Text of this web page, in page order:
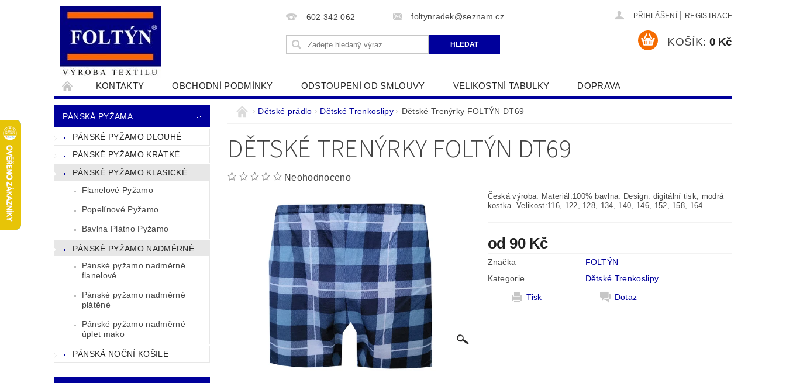
602 342 062 foltynradek@seznam.cz PŘIHLÁŠENÍ REGISTRACE
KOŠÍK: 0 Kč
KONTAKTY OBCHODNÍ PODMÍNKY ODSTOUPENÍ OD SMLOUVY VELIKOSTNÍ TABULKY DOPRAVA
PRO OBCHODNÍKY NAPIŠTE NÁM JAK POUŽÍVÁME COOKIES PODMÍNKY OCHRANY OSOBNÍCH ÚDAJŮ
PÁNSKÁ PYŽAMA
PÁNSKÉ PYŽAMO DLOUHÉ
PÁNSKÉ PYŽAMO KRÁTKÉ
PÁNSKÉ PYŽAMO KLASICKÉ
Flanelové Pyžamo
Popelínové Pyžamo
Bavlna Plátno Pyžamo
PÁNSKÉ PYŽAMO NADMĚRNÉ
Pánské pyžamo nadměrné
flanelové
Pánské pyžamo nadměrné
plátěné
Pánské pyžamo nadměrné
úplet mako
PÁNSKÁ NOČNÍ KOŠILE
Dětské prádlo Dětské Trenkoslipy Dětské Trenýrky FOLTÝN DT69
DĚTSKÉ TRENÝRKY FOLTÝN DT69
Neohodnoceno
Česká výroba. Materiál:100% bavlna. Design: digitální tisk, modrá
kostka. Velikost:116, 122, 128, 134, 140, 146, 152, 158, 164.
od 90 Kč
Značka
FOLTÝN
Kategorie
Dětské Trenkoslipy
Tisk
Dotaz